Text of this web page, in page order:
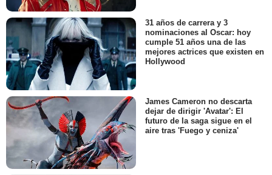
31 años de carrera y 3
nominaciones al Oscar: hoy
cumple 51 años una de las
mejores actrices que existen en
Hollywood
James Cameron no descarta
dejar de dirigir 'Avatar': El
futuro de la saga sigue en el
aire tras 'Fuego y ceniza'